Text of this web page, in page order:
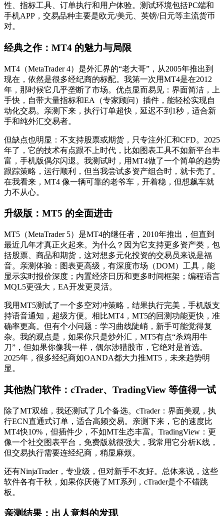
性、指标工具、订单执行和用户体验。测试环境包括PC端和
手机APP，交易品种主要是欧元/美元、英镑/日元等主流货币
对。
经典之作：MT4 的魅力与局限
MT4（MetaTrader 4）是外汇界的“老大哥”，从2005年推出到
现在，依然是很多经纪商的标配。我第一次用MT4是在2012
年，那时候它几乎垄断了市场。优点显而易见：界面简洁，上
手快，自带大量指标和EA（专家顾问）插件，能轻松实现自
动化交易。亲测下来，执行订单超快，延迟不到1秒，适合新
手和纯外汇交易者。
但缺点也明显：不支持股票或期货，只专注外汇和CFD。2025
年了，它的技术有点跟不上时代，比如图表工具不如新平台丰
富，手机版偶尔闪退。我测试时，用MT4做了一个简单的趋势
跟踪策略，运行顺利，但当我尝试多资产组合时，就卡壳了。
在我看来，MT4 像一辆可靠的老爷车，开着稳，但想飙车就
力不从心。
升级版：MT5 的全面进击
MT5（MetaTrader 5）是MT4的继任者，2010年推出，但直到
最近几年才真正火起来。为什么？因为它支持更多资产类，包
括股票、商品和期货，这对想多元化投资的交易员来说是福
音。亲测体验：图表更高级，有深度市场（DOM）工具，能
显示实时报价深度；内置经济日历和更多时间框架；编程语言
MQL5更强大，EA开发更灵活。
我用MT5测试了一个多空对冲策略，结果执行完美，手机版支
持语音通知，超级方便。相比MT4，MT5的回测功能更快，准
确率更高。但有个小问题：学习曲线陡峭，新手可能觉得复
杂。我的观点是，如果你只是炒外汇，MT5有点“杀鸡用牛
刀”，但如果你像我一样，偶尔涉猎股市，它绝对是首选。
2025年，很多经纪商如OANDA都大力推MT5，未来趋势明
显。
其他热门软件：cTrader、TradingView 等值得一试
除了MT双雄，我还测试了几个备选。cTrader：界面美观，执
行ECN直通式订单，适合高频交易。亲测下来，它的速度比
MT4快10%，但插件少，不如MT生态丰富。TradingView：更
像一个社交图表平台，免费版就很强大，我常用它分析K线，
但交易执行需要连经纪商，稍显麻烦。
还有NinjaTrader，专业级，但对新手不友好。总体来说，这些
软件各有千秋，如果你厌倦了MT系列，cTrader是个不错跳
板。
亲测结果：出人意料的发现